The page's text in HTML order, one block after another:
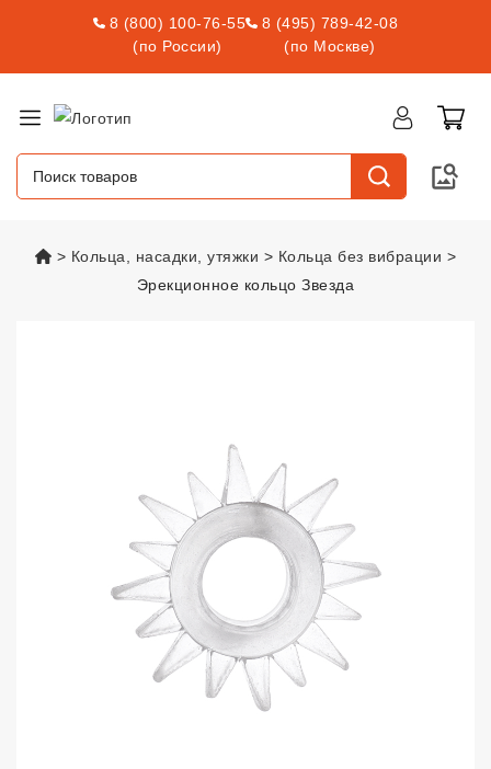
8 (800) 100-76-55
(по России)
8 (495) 789-42-08
(по Москве)
vsexshop.ru
Кольца, насадки, утяжки
Кольца без вибрации
Эрекционное кольцо Звезда